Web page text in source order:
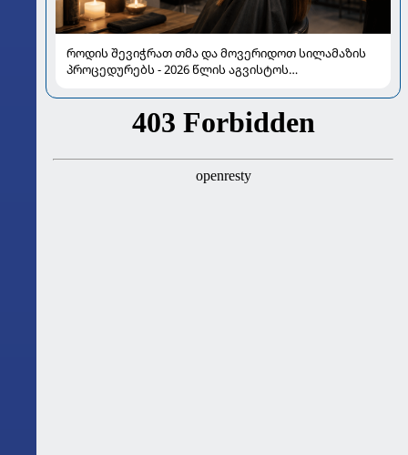
როდის შევიჭრათ თმა და მოვერიდოთ სილამაზის
პროცედურებს - 2026 წლის აგვისტოს